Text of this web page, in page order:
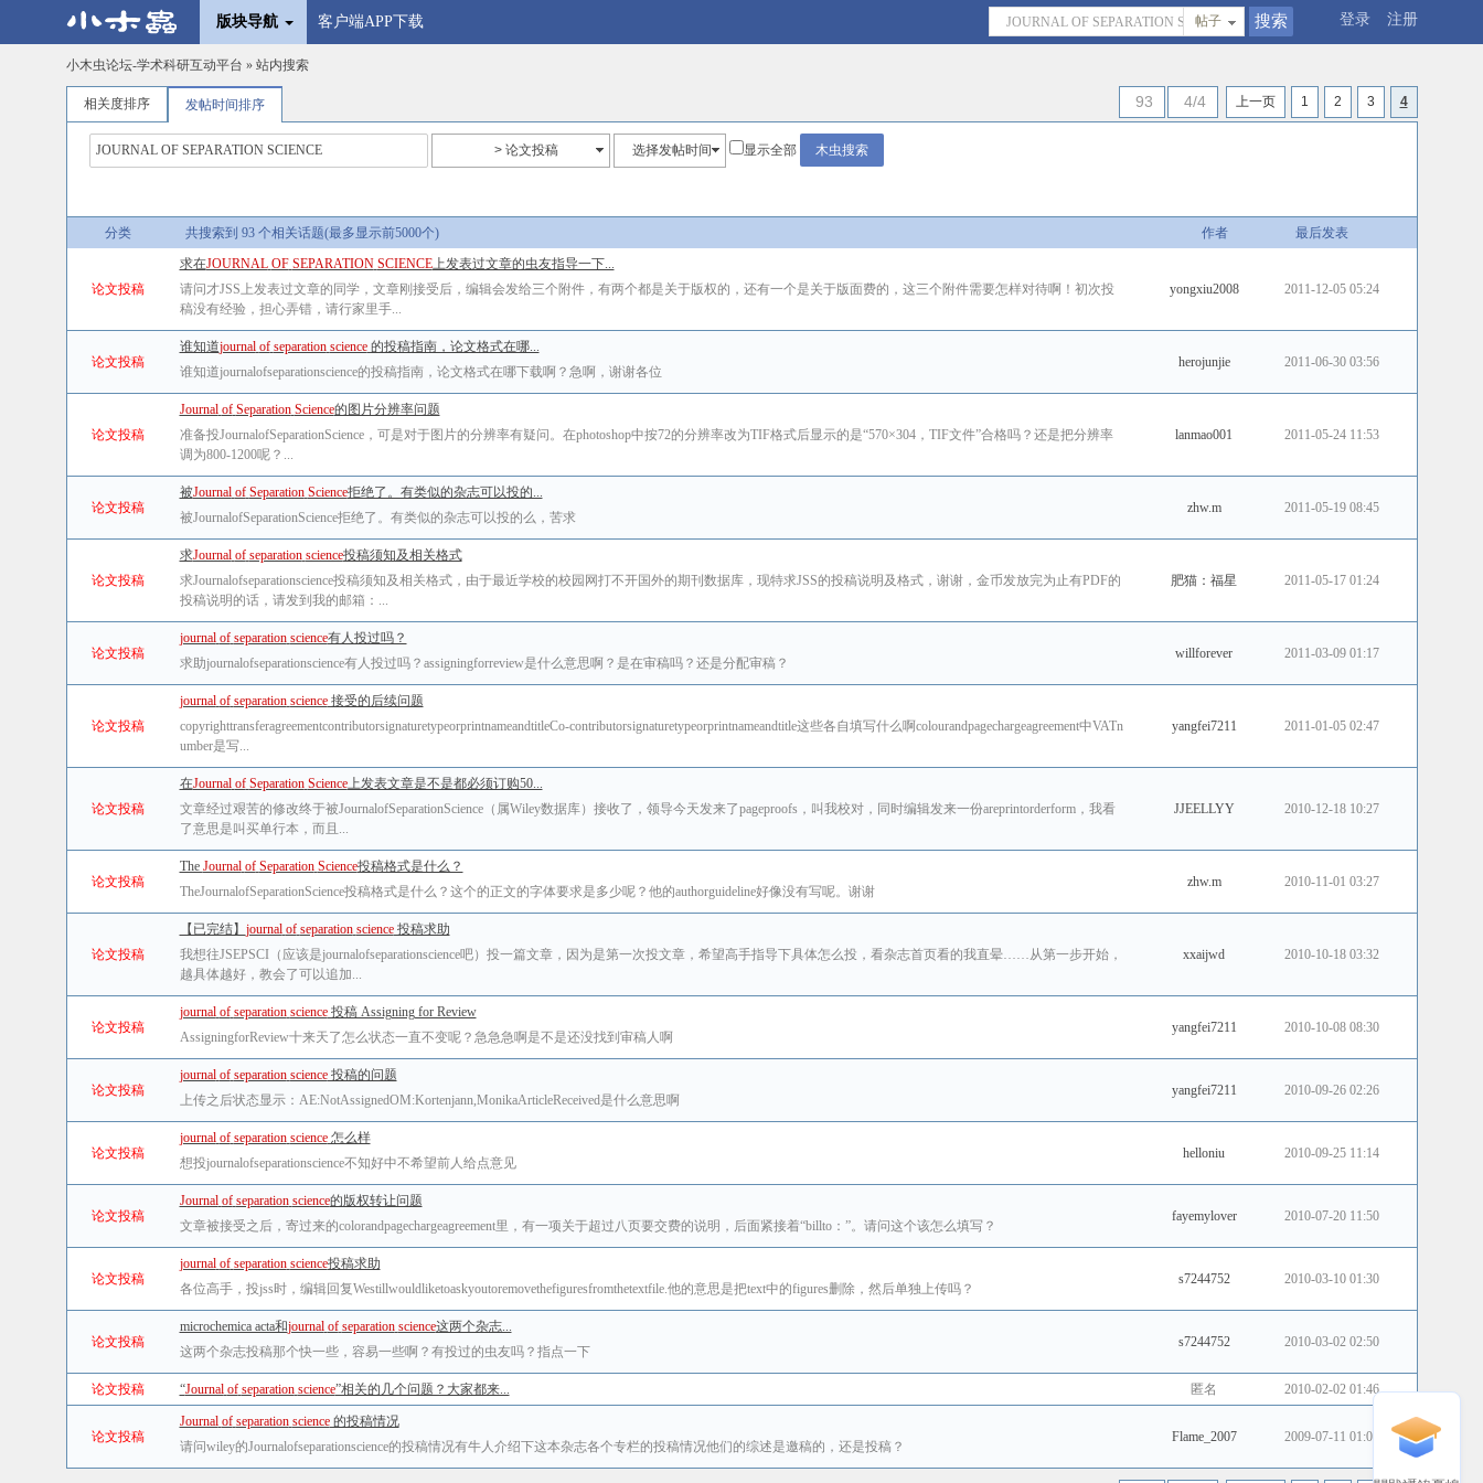
版块导航 客户端APP下载 登录 注册
帖子
小木虫论坛-学术科研互动平台 » 站内搜索
相关度排序 发帖时间排序 93 4/4 上一页 1 2 3 4
> 论文投稿 选择发帖时间 显示全部
分类 共搜索到 93 个相关话题(最多显示前5000个) 作者 最后发表
论文投稿
求在JOURNAL OF SEPARATION SCIENCE上发表过文章的虫友指导一下...
请问才JSS上发表过文章的同学，文章刚接受后，编辑会发给三个附件，有两个都是关于版权的，还有一个是关于版面费的，这三个附件需要怎样对待啊！初次投
稿没有经验，担心弄错，请行家里手...
yongxiu2008 2011-12-05 05:24
论文投稿
谁知道journal of separation science的投稿指南，论文格式在哪...
谁知道journalofseparationscience的投稿指南，论文格式在哪下载啊？急啊，谢谢各位
herojunjie 2011-06-30 03:56
论文投稿
Journal of Separation Science的图片分辨率问题
准备投JournalofSeparationScience，可是对于图片的分辨率有疑问。在photoshop中按72的分辨率改为TIF格式后显示的是“570×304，TIF文件”合格吗？还是把分辨率
调为800-1200呢？...
lanmao001 2011-05-24 11:53
论文投稿
被Journal of Separation Science拒绝了。有类似的杂志可以投的...
被JournalofSeparationScience拒绝了。有类似的杂志可以投的么，苦求
zhw.m 2011-05-19 08:45
论文投稿
求Journal of separation science投稿须知及相关格式
求Journalofseparationscience投稿须知及相关格式，由于最近学校的校园网打不开国外的期刊数据库，现特求JSS的投稿说明及格式，谢谢，金币发放完为止有PDF的
投稿说明的话，请发到我的邮箱：...
肥猫：福星 2011-05-17 01:24
论文投稿
journal of separation science有人投过吗？
求助journalofseparationscience有人投过吗？assigningforreview是什么意思啊？是在审稿吗？还是分配审稿？
willforever 2011-03-09 01:17
论文投稿
journal of separation science接受的后续问题
copyrighttransferagreementcontributorsignaturetypeorprintnameandtitleCo-contributorsignaturetypeorprintnameandtitle这些各自填写什么啊colourandpagechargeagreement中VATn
umber是写...
yangfei7211 2011-01-05 02:47
论文投稿
在Journal of Separation Science上发表文章是不是都必须订购50...
文章经过艰苦的修改终于被JournalofSeparationScience（属Wiley数据库）接收了，领导今天发来了pageproofs，叫我校对，同时编辑发来一份areprintorderform，我看
了意思是叫买单行本，而且...
JJEELLYY 2010-12-18 10:27
论文投稿
The Journal of Separation Science投稿格式是什么？
TheJournalofSeparationScience投稿格式是什么？这个的正文的字体要求是多少呢？他的authorguideline好像没有写呢。谢谢
zhw.m 2010-11-01 03:27
论文投稿
【已完结】 journal of separation science投稿求助
我想往JSEPSCI（应该是journalofseparationscience吧）投一篇文章，因为是第一次投文章，希望高手指导下具体怎么投，看杂志首页看的我直晕……从第一步开始，
越具体越好，教会了可以追加...
xxaijwd 2010-10-18 03:32
论文投稿
journal of separation science投稿 Assigning for Review
AssigningforReview十来天了怎么状态一直不变呢？急急急啊是不是还没找到审稿人啊
yangfei7211 2010-10-08 08:30
论文投稿
journal of separation science投稿的问题
上传之后状态显示：AE:NotAssignedOM:Kortenjann,MonikaArticleReceived是什么意思啊
yangfei7211 2010-09-26 02:26
论文投稿
journal of separation science怎么样
想投journalofseparationscience不知好中不希望前人给点意见
helloniu 2010-09-25 11:14
论文投稿
Journal of separation science的版权转让问题
文章被接受之后，寄过来的colorandpagechargeagreement里，有一项关于超过八页要交费的说明，后面紧接着“billto：”。请问这个该怎么填写？
fayemylover 2010-07-20 11:50
论文投稿
journal of separation science投稿求助
各位高手，投jss时，编辑回复Westillwouldliketoaskyoutoremovethefiguresfromthetextfile.他的意思是把text中的figures删除，然后单独上传吗？
s7244752 2010-03-10 01:30
论文投稿
microchemica acta和journal of separation science这两个杂志...
这两个杂志投稿那个快一些，容易一些啊？有投过的虫友吗？指点一下
s7244752 2010-03-02 02:50
论文投稿 “Journal of separation science”相关的几个问题？大家都来... 匿名 2010-02-02 01:46
论文投稿
Journal of separation science的投稿情况
请问wiley的Journalofseparationscience的投稿情况有牛人介绍下这本杂志各个专栏的投稿情况他们的综述是邀稿的，还是投稿？
Flame_2007 2009-07-11 01:07